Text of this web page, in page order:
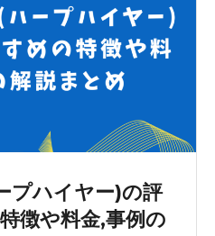
プハイヤー)の評
徴や料金,事例の